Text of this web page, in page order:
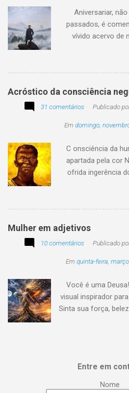
Aniversariar,
passados, é
vívido acervo de
existir. Há quem
e a vida
apenas passe alheio
com o passar...
Acróstico da consciência
31 comentários Publicado
Em domingo,
C onsciência da
apartada pela cor
ofrida ingerência
tempo o preito N
multicolor I
Mulher em adjetivos
10 comentários Publicado
Em quinta-feira,
Você é uma
visual inspirador
Sinta sua força,
arrepios! 👇
capturar a
suas facetas: da
Entre em
Nome